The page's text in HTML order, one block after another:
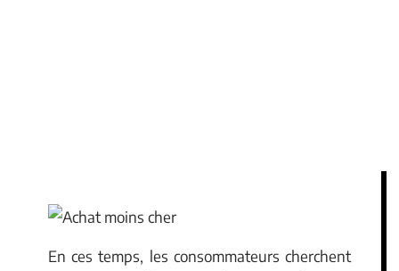
En ces temps, les consommateurs cherchent